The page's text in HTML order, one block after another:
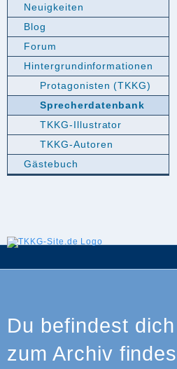
Neuigkeiten
Blog
Forum
Hintergrundinformationen
Protagonisten (TKKG)
Sprecherdatenbank
TKKG-Illustrator
TKKG-Autoren
Gästebuch
Du befindest
zum Archiv